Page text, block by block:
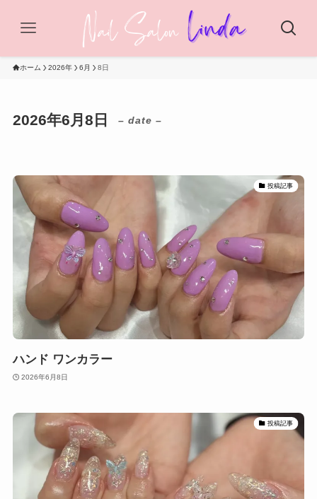
ホーム 2026年 6月 8日
2026年6月8日 – date –
投稿記事
ハンド ワンカラー
2026年6月8日
投稿記事